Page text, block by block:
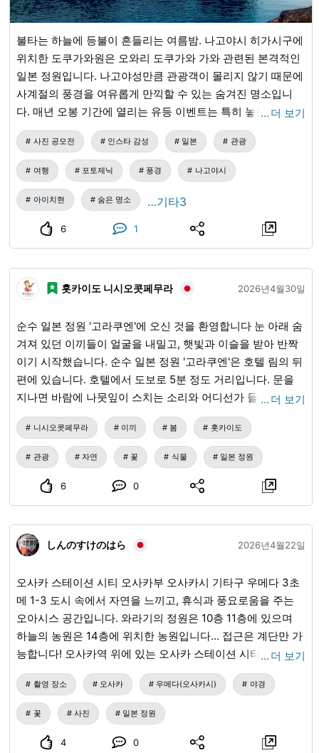
불타는 하늘에 등불이 흔들리는 여름밤. 나고야시 히가시구에
위치한 도쿠가와원은 오와리 도쿠가와 가와 관련된 본격적인
일본 정원입니다. 나고야성만큼 관광객이 몰리지 않기 때문에
사계절의 풍경을 여유롭게 만끽할 수 있는 숨겨진 명소입니
다. 매년 오봉 기간에 열리는 유등 이벤트는 특히 놓칠 수 없는
행사입니다. 불타는 듯한 저녁 노을의 그라데이션을 배경으로
고요한 연못의 수면에 하얀 등불들이 떠오르는 광경은 숨이
멎을 만큼 아름답습니다. 처마버들과 소나무의 초록이 환상적
으로 조명을 받아 도심 속에서는 느낄 수 없는 비일상적인 분
위기가 감돌고 있습니다. 여름의 특별한 추억을 만들기 위해
… 더 보기
사진 공모전 인스타 감성 일본 관광
여행 포토제닉 풍경 나고야시
아이치현 숨은 명소 …기타3
6 1
홋카이도 니시오콧페무라 2026년4월30일
순수 일본 정원 '고라쿠엔'에 오신 것을 환영합니다 눈 아래 숨
겨져 있던 이끼들이 얼굴을 내밀고, 햇빛과 이슬을 받아 반짝
이기 시작했습니다. 순수 일본 정원 '고라쿠엔'은 호텔 림의 뒤
편에 있습니다. 호텔에서 도보로 5분 정도 거리입니다. 문을
지나면 바람에 나뭇잎이 스치는 소리와 어디선가 들려오는 새
소리가 귀에 들립니다. 정원 안에는 크고 작은 연못이 있으며
그 주변을 걸으며 시간을 보낼 수도 있습니다. 정자에서 조용
한 시간을 즐기는 것도 좋습니다. 고라쿠엔의 개장은 5월 중순
으로 예정되어 있습니다. 입장 무료입니다. 📷️ 생물들의 사진
제공 🐿️ 인스타그램 @hirok_kato #고라쿠엔 #순수 일본 정원
… 더 보기
니시오콧페무라 이끼 봄 홋카이도
관광 자연 꽃 식물 일본 정원
6 0
しんのすけのはら 2026년4월22일
오사카 스테이션 시티 오사카부 오사카시 기타구 우메다 3초
메 1-3 도시 속에서 자연을 느끼고, 휴식과 풍요로움을 주는
오아시스 공간입니다. 와라기의 정원은 10층 11층에 있으며
하늘의 농원은 14층에 위치한 농원입니다... 접근은 계단만 가
능합니다! 오사카역 위에 있는 오사카 스테이션 시티의 외부
휴식 공간입니다. 시공의 광장에서 에스컬레이터로 접근할 수
있습니다. 외부에 있는 광장으로 개방감이 넘치는 공간입니
다. 휴식 공간도 마련되어 있어, 편안하게 쉴 수 있습니다. 바
람의 광장은 '사계절의 풀꽃'을 즐길 수 있는 화단이 있는 옥상
광장입니다. 꽃의 종류는 매년 이벤트 기획에 따라 달라지지
… 더 보기
촬영 장소 오사카 우메다(오사카시) 야경
꽃 사진 일본 정원
4 0